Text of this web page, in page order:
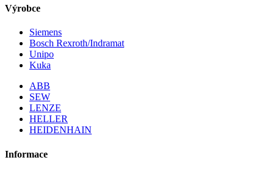
Výrobce
Siemens
Bosch Rexroth/Indramat
Unipo
Kuka
ABB
SEW
LENZE
HELLER
HEIDENHAIN
Informace